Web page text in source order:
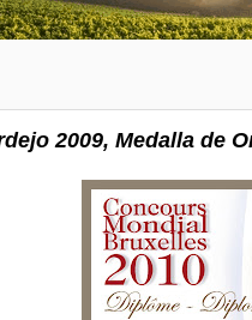
2009, Medalla de